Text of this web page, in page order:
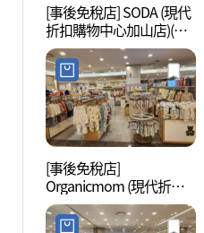
[事後免稅店] SODA (現代
折扣購物中心加山店)(소
다 현대아울렛 가산점)
[事後免稅店]
Organicmom (現代折扣
購物中心加山店)(오가닉
맘 현대아울렛 가산점)